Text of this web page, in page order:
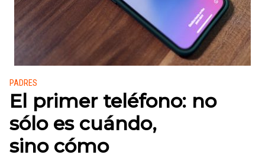
Publicado en:
PADRES
El primer teléfono: no
sólo es cuándo,
sino cómo